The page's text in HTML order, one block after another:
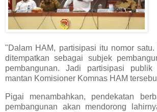
"Dalam HAM, partisipasi itu nomor satu.
ditempatkan sebagai subjek
pembangunan. Jadi partisipasi
mantan Komisioner Komnas HAM
Pigai menambahkan, pendekatan
pembangunan akan mendorong